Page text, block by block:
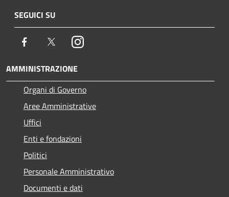
SEGUICI SU
Facebook TwitterInstagram
AMMINISTRAZIONE
Organi di Governo
Aree Amministrative
Uffici
Enti e fondazioni
Politici
Personale Amministrativo
Documenti e dati